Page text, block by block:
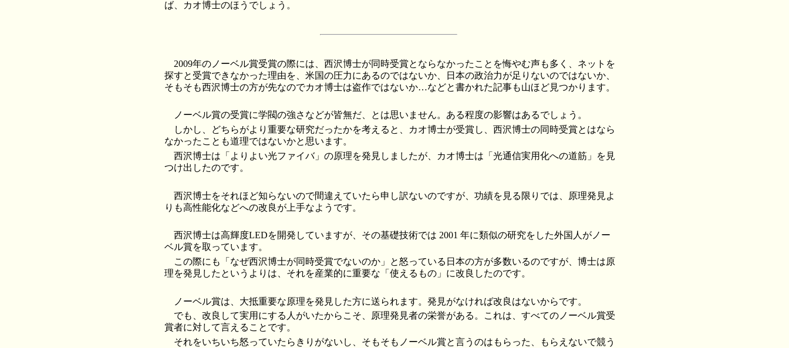
ば、カオ博士のほうでしょう。
2009年のノーベル賞受賞の際には、西沢博士が同時受賞とならなかったことを悔やむ声も多く、ネットを
探すと受賞できなかった理由を、米国の圧力にあるのではないか、日本の政治力が足りないのではないか、
そもそも西沢博士の方が先なのでカオ博士は盗作ではないか…などと書かれた記事も山ほど見つかります。
ノーベル賞の受賞に学閥の強さなどが皆無だ、とは思いません。ある程度の影響はあるでしょう。
しかし、どちらがより重要な研究だったかを考えると、カオ博士が受賞し、西沢博士の同時受賞とはなら
なかったことも道理ではないかと思います。
西沢博士は「よりよい光ファイバ」の原理を発見しましたが、カオ博士は「光通信実用化への道筋」を見
つけ出したのです。
西沢博士をそれほど知らないので間違えていたら申し訳ないのですが、功績を見る限りでは、原理発見よ
りも高性能化などへの改良が上手なようです。
西沢博士は高輝度LEDを開発していますが、その基礎技術では 2001 年に類似の研究をした外国人がノー
ベル賞を取っています。
この際にも「なぜ西沢博士が同時受賞でないのか」と怒っている日本の方が多数いるのですが、博士は原
理を発見したというよりは、それを産業的に重要な「使えるもの」に改良したのです。
ノーベル賞は、大抵重要な原理を発見した方に送られます。発見がなければ改良はないからです。
でも、改良して実用にする人がいたからこそ、原理発見者の栄誉がある。これは、すべてのノーベル賞受
賞者に対して言えることです。
それをいちいち怒っていたらきりがないし、そもそもノーベル賞と言うのはもらった、もらえないで競う